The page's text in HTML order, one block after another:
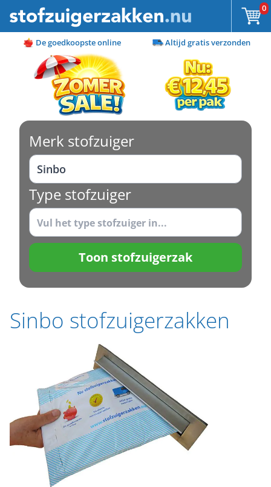
Ga naar de inhoud 0
De goedkoopste online Altijd gratis verzonden
Merk stofzuiger
Type stofzuiger
Toon stofzuigerzak
Sinbo stofzuigerzakken